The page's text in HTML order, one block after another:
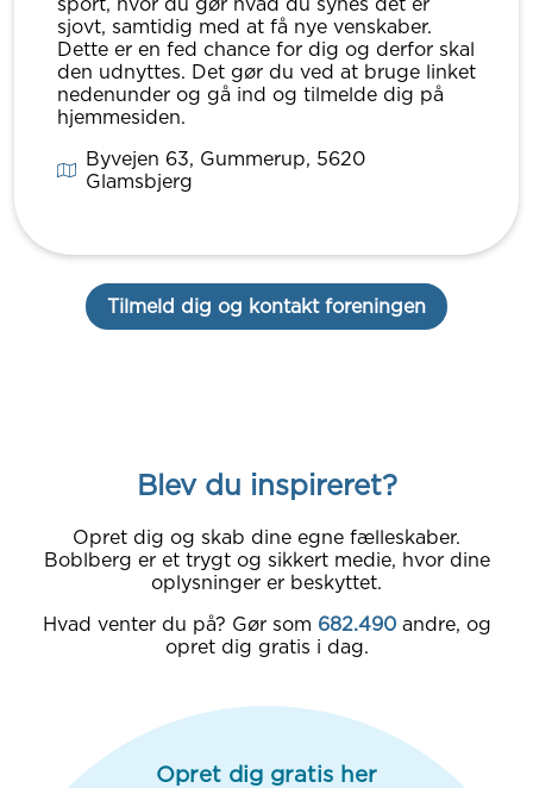
sjovt, samtidig med at få nye venskaber.
Dette er en fed chance for dig og derfor skal
den udnyttes. Det gør du ved at bruge linket
nedenunder og gå ind og tilmelde dig på
hjemmesiden.
Byvejen 63, Gummerup, 5620
Glamsbjerg
Tilmeld dig og kontakt foreningen
Blev du inspireret?
Opret dig og skab dine egne fælleskaber.
Boblberg er et trygt og sikkert medie, hvor dine
oplysninger er beskyttet.
Hvad venter du på? Gør som 682.490 andre, og
opret dig gratis i dag.
Opret dig gratis her